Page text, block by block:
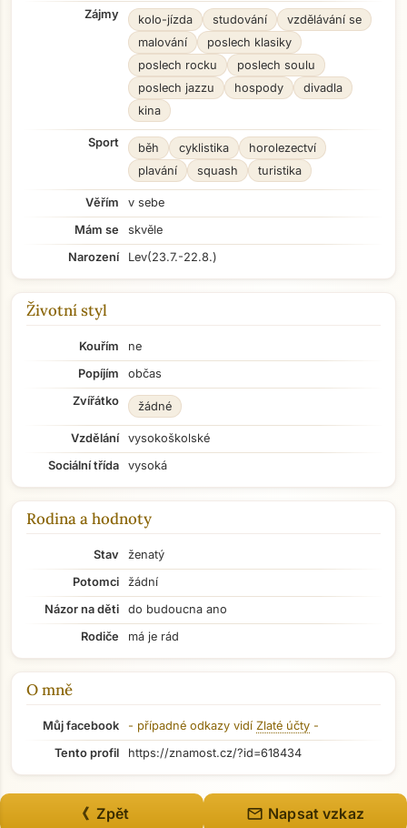
Přejít na hlavní obsah
Zájmy kolo-jízda studování
vzdělávání se
malování
poslech klasiky
poslech rocku
poslech soulu
poslech jazzu
hospody
divadla
kina
Sport běh cyklistika
horolezectví
plavání
squash turistika
Věřím
v sebe
Mám se
skvěle
Narození
Lev(23.7.-22.8.)
Životní styl
Kouřím
ne
Popíjím
občas
Zvířátko
žádné
Vzdělání
vysokoškolské
Sociální třída
vysoká
Rodina a hodnoty
Stav
ženatý
Potomci
žádní
Názor na děti
do budoucna ano
Rodiče
má je rád
O mně
Můj facebook - případné odkazy vidí Zlaté účty -
Tento profil
https://znamost.cz/?id=618434
《 Zpět mail Napsat vzkaz